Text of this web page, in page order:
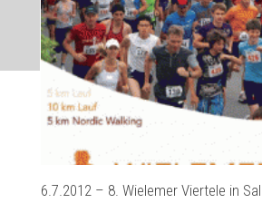
6.7.2012 – 8. Wielemer Viertele in